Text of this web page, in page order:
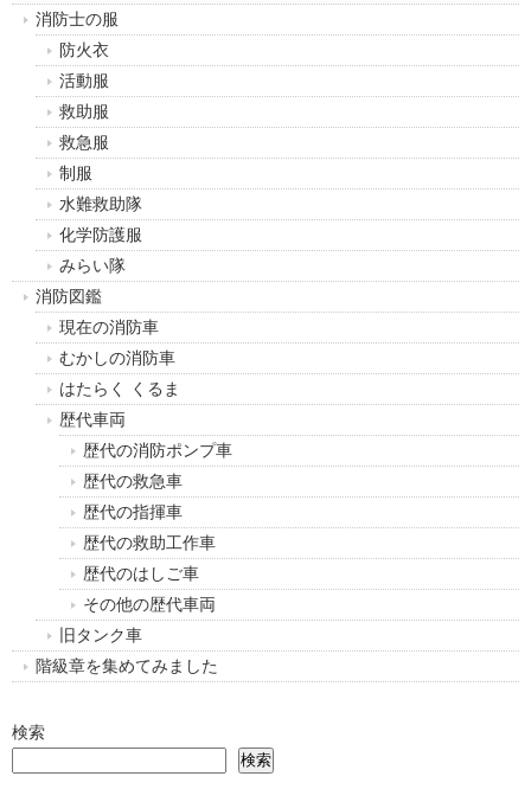
消防士の服
防火衣
活動服
救助服
救急服
制服
水難救助隊
化学防護服
みらい隊
消防図鑑
現在の消防車
むかしの消防車
はたらく くるま
歴代車両
歴代の消防ポンプ車
歴代の救急車
歴代の指揮車
歴代の救助工作車
歴代のはしご車
その他の歴代車両
旧タンク車
階級章を集めてみました
検索
検索